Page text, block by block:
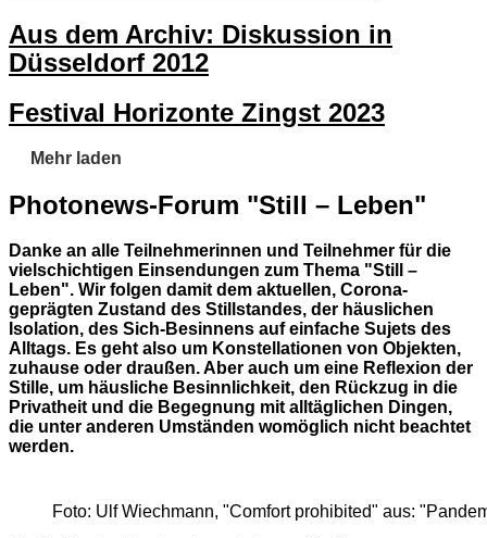
Aus dem Archiv: Diskussion in
Düsseldorf 2012
Festival Horizonte Zingst 2023
Mehr laden
Photonews-Forum "Still – Leben"
Danke an alle Teilnehmerinnen und Teilnehmer für die
vielschichtigen Einsendungen zum Thema "Still –
Leben". Wir folgen damit dem aktuellen, Corona-
geprägten Zustand des Stillstandes, der häuslichen
Isolation, des Sich-Besinnens auf einfache Sujets des
Alltags. Es geht also um Konstellationen von Objekten,
zuhause oder draußen. Aber auch um eine Reflexion der
Stille, um häusliche Besinnlichkeit, den Rückzug in die
Privatheit und die Begegnung mit alltäglichen Dingen,
die unter anderen Umständen womöglich nicht beachtet
werden.
Foto: Ulf Wiechmann, "Comfort prohibited" aus: